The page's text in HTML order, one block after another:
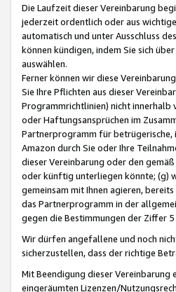
Die Laufzeit dieser Vereinbarung
jederzeit ordentlich oder aus
automatisch und unter Ausschluss
können kündigen, indem Sie sich
auswählen.
Ferner können wir diese
Sie Ihre Pflichten aus dieser
Programmrichtlinien) nicht innerhalb
oder Haftungsansprüchen im
Partnerprogramm für betrügerische,
Amazon durch Sie oder Ihre
dieser Vereinbarung oder den
oder künftig unterliegen könnte; (g)
gemeinsam mit Ihnen agieren,
das Partnerprogramm in der
gegen die Bestimmungen der Ziffer
Wir dürfen angefallene und noch
sicherzustellen, dass der richtige
Mit Beendigung dieser Vereinbarung
eingeräumten Lizenzen/